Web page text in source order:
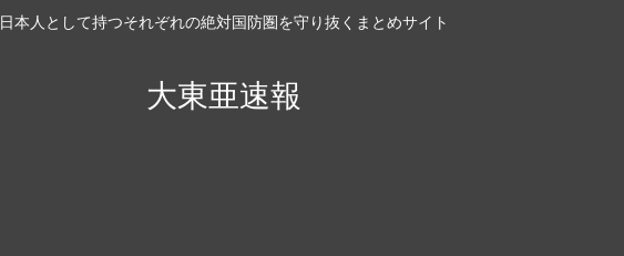
日本人として持つそれぞれの絶対国防圏を守り抜くまとめサイト
大東亜速報